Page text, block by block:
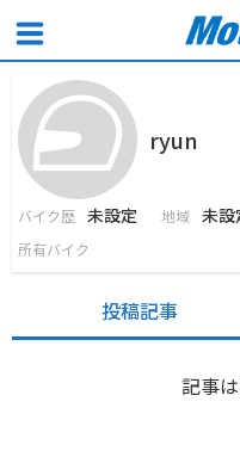
ryun
バイク歴 未設定 地域 未設
所有バイク
投稿記事
記事